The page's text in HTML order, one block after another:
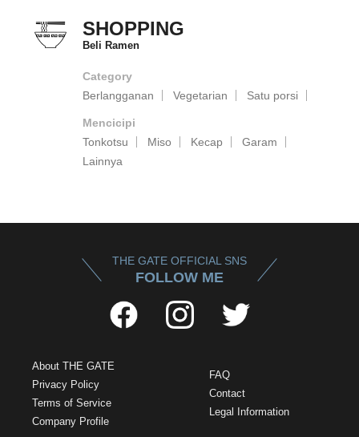
SHOPPING
Beli Ramen
Category
Berlangganan
Vegetarian Satu porsi
Mencicipi
Tonkotsu
Miso Kecap
Garam
Lainnya
THE GATE OFFICIAL SNS
FOLLOW ME
About THE GATE
Privacy Policy
Terms of Service
Company Profile
FAQ
Contact
Legal Information